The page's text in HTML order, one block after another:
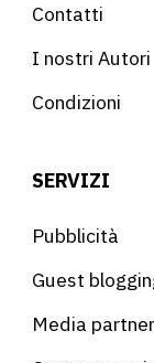
Contatti
I nostri Autori
Condizioni
SERVIZI
Pubblicità
Guest
Media